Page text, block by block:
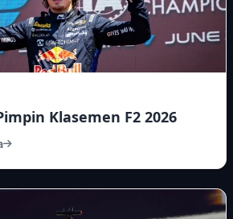
Klasemen F2 2026